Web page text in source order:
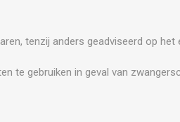
tenzij anders geadviseerd op het
te gebruiken in geval van